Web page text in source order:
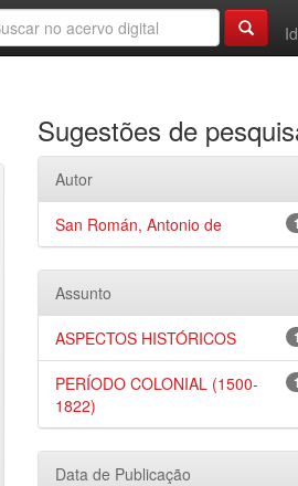
Sugestões de
Autor
1
San Román, Antonio de
Assunto
1
ASPECTOS HISTÓRICOS
1
PERÍODO COLONIAL (1500-
1822)
Data de Publicação